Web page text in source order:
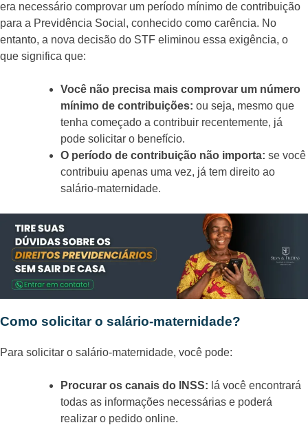
era necessário comprovar um período mínimo de contribuição
para a Previdência Social, conhecido como carência. No
entanto, a nova decisão do STF eliminou essa exigência, o
que significa que:
Você não precisa mais comprovar um número
mínimo de contribuições: ou seja, mesmo que
tenha começado a contribuir recentemente, já
pode solicitar o benefício.
O período de contribuição não importa: se você
contribuiu apenas uma vez, já tem direito ao
salário-maternidade.
Como solicitar o salário-maternidade?
Para solicitar o salário-maternidade, você pode:
Procurar os canais do INSS: lá você encontrará
todas as informações necessárias e poderá
realizar o pedido online.